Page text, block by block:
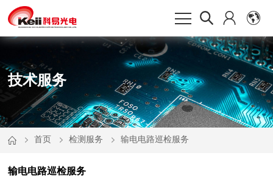
技术服务
首页 检测服务 输电电路巡检服务
输电电路巡检服务